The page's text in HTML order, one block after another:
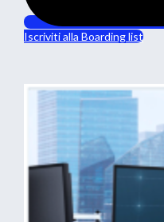
Iscriviti alla Boarding list